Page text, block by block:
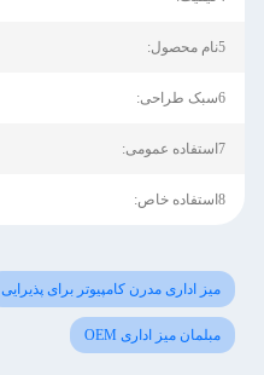
5نام محصول:
6سبک طراحی:
7استفاده عمومی:
8استفاده خاص:
میز اداری مدرن کامپیوتر برای پذیرایی
مبلمان میز اداری OEM